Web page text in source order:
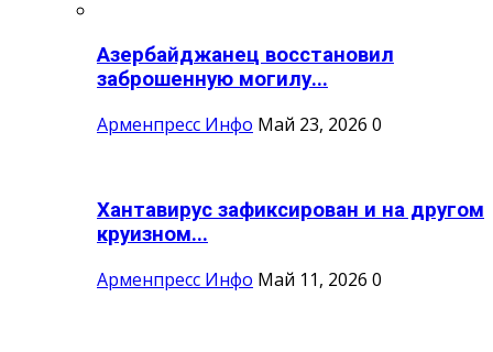
Азербайджанец восстановил
заброшенную могилу...
Арменпресс Инфо Май 23, 2026 0
Хантавирус зафиксирован и на другом
круизном...
Арменпресс Инфо Май 11, 2026 0